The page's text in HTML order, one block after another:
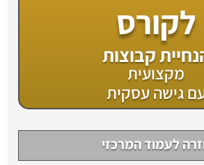
לקורס
קבוצות
מקצועית
גישה עסקית
לעמוד המרכזי